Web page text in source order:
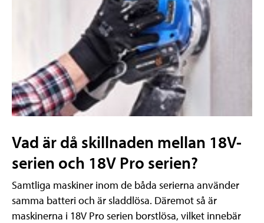
Vad är då skillnaden mellan 18V-
serien och 18V Pro serien?
Samtliga maskiner inom de båda serierna använder
samma batteri och är sladdlösa. Däremot så är
maskinerna i 18V Pro serien borstlösa, vilket innebär